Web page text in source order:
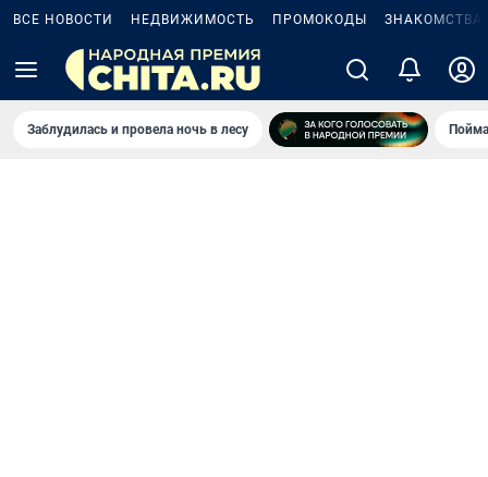
ВСЕ НОВОСТИ НЕДВИЖИМОСТЬ ПРОМОКОДЫ ЗНАКОМСТВА
Заблудилась и провела ночь в лесу